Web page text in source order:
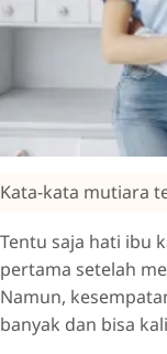
Kata-kata mutiara
Tentu saja hati ibu
pertama setelah
Namun,
banyak dan bisa